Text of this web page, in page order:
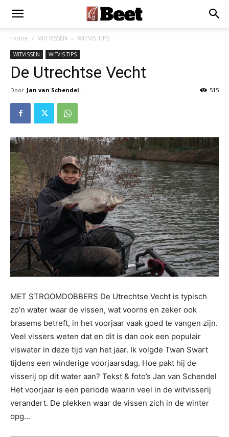
Home WITVISSEN WITVIS TIPS
WITVISSEN WITVIS TIPS
De Utrechtse Vecht
Door Jan van Schendel - 515
MET STROOMDOBBERS De Utrechtse Vecht is typisch
zo’n water waar de vissen, wat voorns en zeker ook
brasems betreft, in het voorjaar vaak goed te vangen zijn.
Veel vissers weten dat en dit is dan ook een populair
viswater in deze tijd van het jaar. Ik volgde Twan Swart
tijdens een winderige voorjaarsdag. Hoe pakt hij de
visserij op dit water aan? Tekst & foto’s Jan van Schendel
Het voorjaar is een periode waarin veel in de witvisserij
verandert. De plekken waar de vissen zich in de winter
opg...
Installeren